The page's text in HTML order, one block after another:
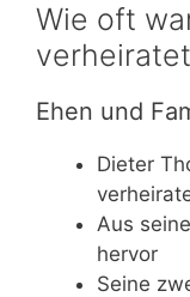
Wie oft
Ehen und
Dieter
Aus
hervor
Seine